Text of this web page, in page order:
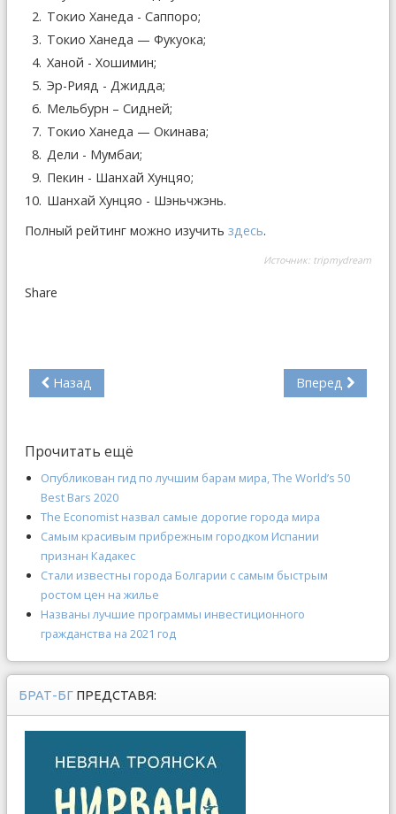
Токио Ханеда - Саппоро;
Токио Ханеда — Фукуока;
Ханой - Хошимин;
Эр-Рияд - Джидда;
Мельбурн – Сидней;
Токио Ханеда — Окинава;
Дели - Мумбаи;
Пекин - Шанхай Хунцяо;
Шанхай Хунцяо - Шэньчжэнь.
Полный рейтинг можно изучить здесь.
Источник: tripmydream
Share
Назад Вперед
Прочитать ещё
Опубликован гид по лучшим барам мира, The World’s 50
Best Bars 2020
The Economist назвал самые дорогие города мира
Самым красивым прибрежным городком Испании
признан Кадакес
Стали известны города Болгарии с самым быстрым
ростом цен на жилье
Названы лучшие программы инвестиционного
гражданства на 2021 год
БРАТ-БГ ПРЕДСТАВЯ: